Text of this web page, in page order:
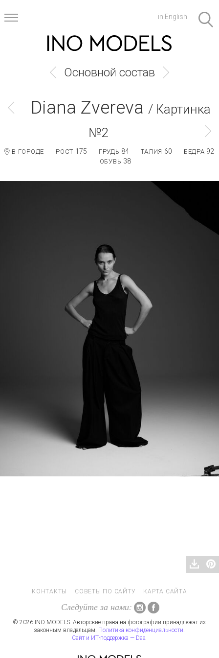
in English
Основной состав
Diana Zvereva / Картинка
№2
В ГОРОДЕ РОСТ 175 ГРУДЬ 84 ТАЛИЯ 60 БЕДРА 92
ОБУВЬ 38
КОНТАКТЫ СОВЕТЫ ПО САЙТУ КАРТА САЙТА
Следуйте за нами:
© 2026 INO MODELS. Авторские права на фотографии принадлежат их
законным владельцам. Политика конфиденциальности.
Сайт и ИТ-поддержка — Dae.